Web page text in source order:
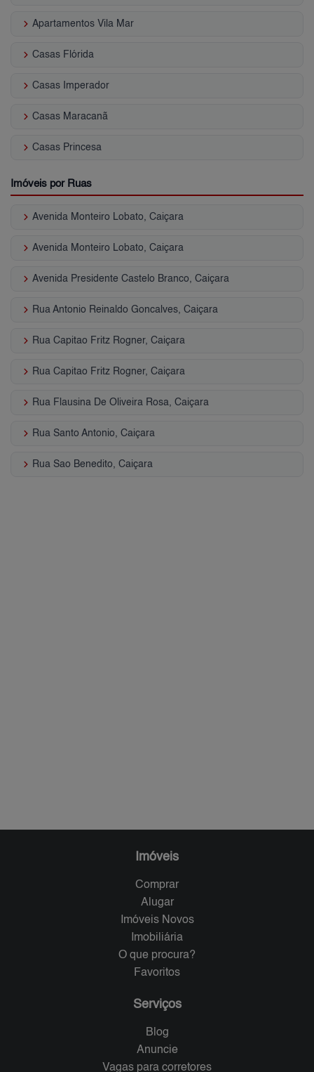
keyboard_arrow_right Apartamentos Vila Mar
keyboard_arrow_right Casas Flórida
keyboard_arrow_right Casas Imperador
keyboard_arrow_right Casas Maracanã
keyboard_arrow_right Casas Princesa
Imóveis por Ruas
keyboard_arrow_right Avenida Monteiro Lobato, Caiçara
keyboard_arrow_right Avenida Monteiro Lobato, Caiçara
keyboard_arrow_right Avenida Presidente Castelo Branco, Caiçara
keyboard_arrow_right Rua Antonio Reinaldo Goncalves, Caiçara
keyboard_arrow_right Rua Capitao Fritz Rogner, Caiçara
keyboard_arrow_right Rua Capitao Fritz Rogner, Caiçara
keyboard_arrow_right Rua Flausina De Oliveira Rosa, Caiçara
keyboard_arrow_right Rua Santo Antonio, Caiçara
keyboard_arrow_right Rua Sao Benedito, Caiçara
Imóveis
Comprar
Alugar
Imóveis Novos
Imobiliária
O que procura?
Favoritos
Serviços
Blog
Anuncie
Vagas para corretores